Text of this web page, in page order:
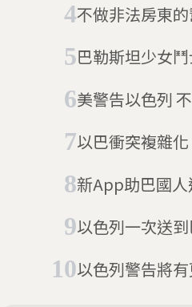
不做非法房東的幫兇
巴勒斯坦少女鬥士獲釋
美警告以色列 不遵守「兩國方案」沒
以巴衝突複雜化 罹難少年堂弟遭毆引
新App助巴國
以色列一次送
以色列警告將